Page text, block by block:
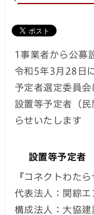
1事業者から公募
令和5年3月28日
予定者選定委員会
設置等予定者（
らせいたします
設置等予定者
『コネクトわたら
代表法人：関綜
構成法人：大協建